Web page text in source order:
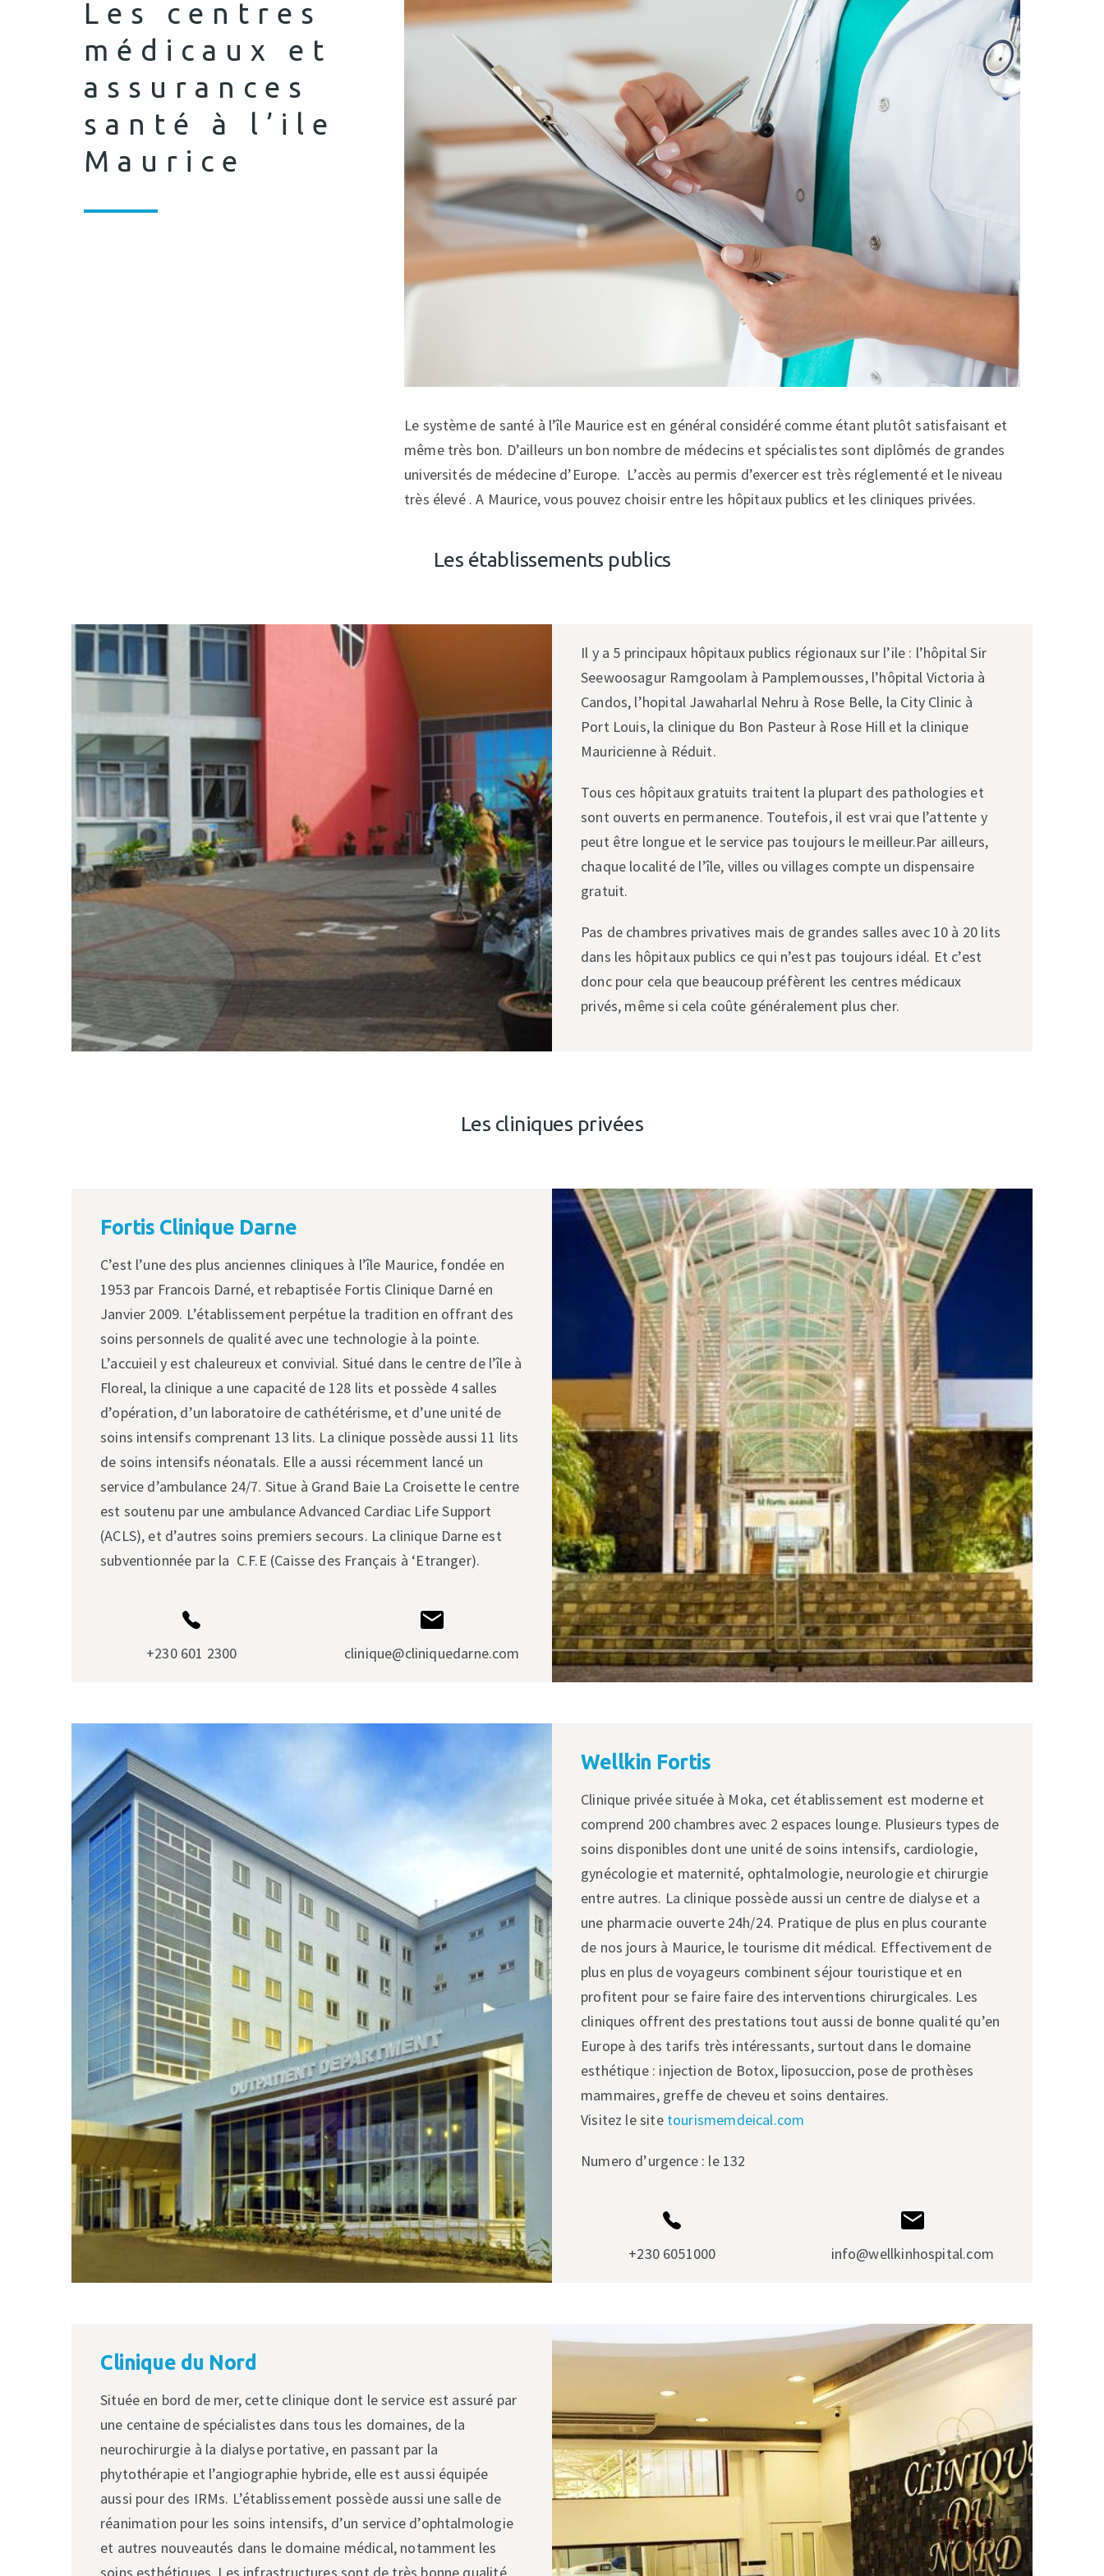
Les centres
médicaux et
assurances
santé à l’ile
Maurice
Le système de santé à l’île Maurice est en général considéré comme étant plutôt satisfaisant et
même très bon. D’ailleurs un bon nombre de médecins et spécialistes sont diplômés de grandes
universités de médecine d’Europe. L’accès au permis d’exercer est très réglementé et le niveau
très élevé . A Maurice, vous pouvez choisir entre les hôpitaux publics et les cliniques privées.
Les établissements publics
Il y a 5 principaux hôpitaux publics régionaux sur l’ile : l’hôpital Sir
Seewoosagur Ramgoolam à Pamplemousses, l’hôpital Victoria à
Candos, l’hopital Jawaharlal Nehru à Rose Belle, la City Clinic à
Port Louis, la clinique du Bon Pasteur à Rose Hill et la clinique
Mauricienne à Réduit.
Tous ces hôpitaux gratuits traitent la plupart des pathologies et
sont ouverts en permanence. Toutefois, il est vrai que l’attente y
peut être longue et le service pas toujours le meilleur.Par ailleurs,
chaque localité de l’île, villes ou villages compte un dispensaire
gratuit.
Pas de chambres privatives mais de grandes salles avec 10 à 20 lits
dans les hôpitaux publics ce qui n’est pas toujours idéal. Et c’est
donc pour cela que beaucoup préfèrent les centres médicaux
privés, même si cela coûte généralement plus cher.
Les cliniques privées
Fortis Clinique Darne
C’est l’une des plus anciennes cliniques à l’île Maurice, fondée en
1953 par Francois Darné, et rebaptisée Fortis Clinique Darné en
Janvier 2009. L’établissement perpétue la tradition en offrant des
soins personnels de qualité avec une technologie à la pointe.
L’accuieil y est chaleureux et convivial. Situé dans le centre de l’île à
Floreal, la clinique a une capacité de 128 lits et possède 4 salles
d’opération, d’un laboratoire de cathétérisme, et d’une unité de
soins intensifs comprenant 13 lits. La clinique possède aussi 11 lits
de soins intensifs néonatals. Elle a aussi récemment lancé un
service d’ambulance 24/7. Situe à Grand Baie La Croisette le centre
est soutenu par une ambulance Advanced Cardiac Life Support
(ACLS), et d’autres soins premiers secours. La clinique Darne est
subventionnée par la C.F.E (Caisse des Français à ‘Etranger).
+230 601 2300 clinique@cliniquedarne.com
Wellkin Fortis
Clinique privée située à Moka, cet établissement est moderne et
comprend 200 chambres avec 2 espaces lounge. Plusieurs types de
soins disponibles dont une unité de soins intensifs, cardiologie,
gynécologie et maternité, ophtalmologie, neurologie et chirurgie
entre autres. La clinique possède aussi un centre de dialyse et a
une pharmacie ouverte 24h/24. Pratique de plus en plus courante
de nos jours à Maurice, le tourisme dit médical. Effectivement de
plus en plus de voyageurs combinent séjour touristique et en
profitent pour se faire faire des interventions chirurgicales. Les
cliniques offrent des prestations tout aussi de bonne qualité qu’en
Europe à des tarifs très intéressants, surtout dans le domaine
esthétique : injection de Botox, liposuccion, pose de prothèses
mammaires, greffe de cheveu et soins dentaires.
Visitez le site tourismemdeical.com
Numero d’urgence : le 132
+230 6051000 info@wellkinhospital.com
Clinique du Nord
Située en bord de mer, cette clinique dont le service est assuré par
une centaine de spécialistes dans tous les domaines, de la
neurochirurgie à la dialyse portative, en passant par la
phytothérapie et l’angiographie hybride, elle est aussi équipée
aussi pour des IRMs. L’établissement possède aussi une salle de
réanimation pour les soins intensifs, d’un service d’ophtalmologie
et autres nouveautés dans le domaine médical, notamment les
soins esthétiques. Les infrastructures sont de très bonne qualité